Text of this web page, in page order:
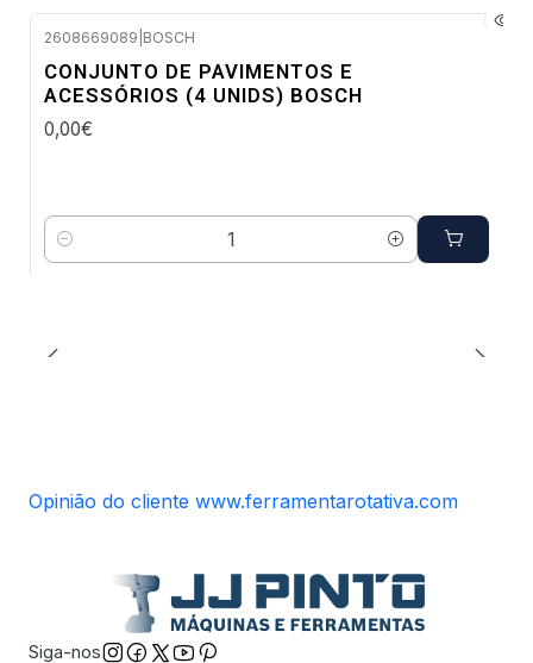
2608669089 BOSCH
CONJUNTO DE PAVIMENTOS E
ACESSÓRIOS (4 UNIDS) BOSCH
0,00€
Quantidade
Opinião do cliente www.ferramentarotativa.com
Siga-nos